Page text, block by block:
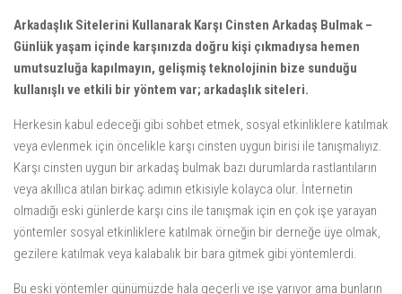
Arkadaşlık Sitelerini Kullanarak Karşı Cinsten Arkadaş Bulmak –
Günlük yaşam içinde karşınızda doğru kişi çıkmadıysa hemen
umutsuzluğa kapılmayın, gelişmiş teknolojinin bize sunduğu
kullanışlı ve etkili bir yöntem var; arkadaşlık siteleri.
Herkesin kabul edeceği gibi sohbet etmek, sosyal etkinliklere katılmak
veya evlenmek için öncelikle karşı cinsten uygun birisi ile tanışmalıyız.
Karşı cinsten uygun bir arkadaş bulmak bazı durumlarda rastlantıların
veya akıllıca atılan birkaç adımın etkisiyle kolayca olur. İnternetin
olmadığı eski günlerde karşı cins ile tanışmak için en çok işe yarayan
yöntemler sosyal etkinliklere katılmak örneğin bir derneğe üye olmak,
gezilere katılmak veya kalabalık bir bara gitmek gibi yöntemlerdi.
Bu eski yöntemler günümüzde hala geçerli ve işe yarıyor ama bunların